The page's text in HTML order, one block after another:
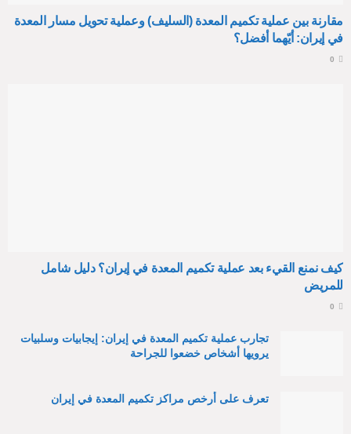
مقارنة بين عملية تكميم المعدة (السليف) وعملية تحويل مسار المعدة
في إيران: أيّهما أفضل؟
كيف نمنع القيء بعد عملية تكميم المعدة في إيران؟ دليل شامل
للمريض
تجارب عملية تكميم المعدة في إيران: إيجابيات وسلبيات
يرويها أشخاص خضعوا للجراحة
تعرف على أرخص مراكز تكميم المعدة في إيران